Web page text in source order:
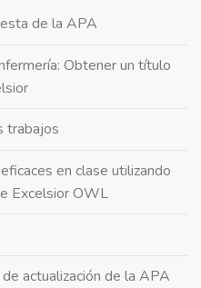
de la APA
Obtener un título
trabajos
en clase utilizando
Excelsior OWL
actualización de la APA